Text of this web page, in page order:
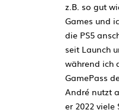
z.B. so gut
Games und
die PS5
seit Launch
während ich
GamePass
André nutzt
er 2022 viele